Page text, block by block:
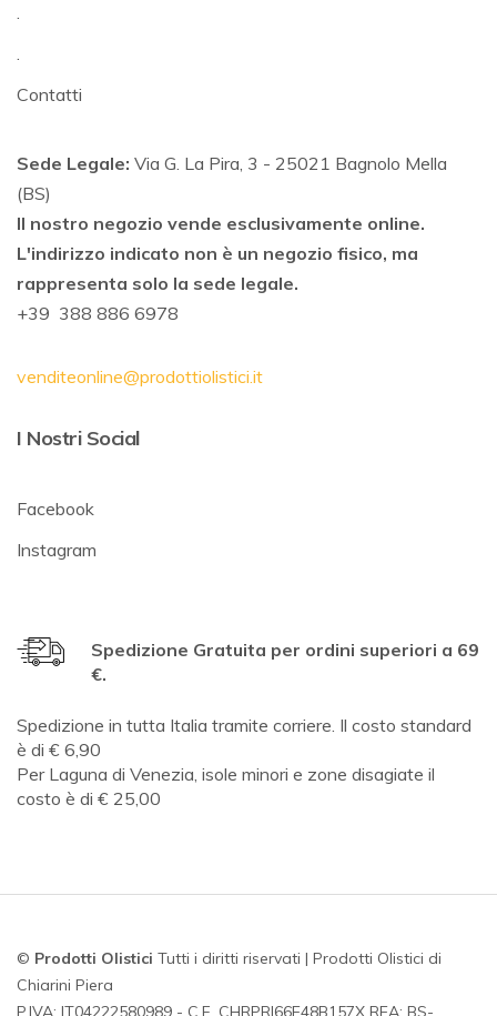
.
.
Contatti
Sede Legale: Via G. La Pira, 3 - 25021 Bagnolo Mella
(BS)
Il nostro negozio vende esclusivamente online.
L'indirizzo indicato non è un negozio fisico, ma
rappresenta solo la sede legale.
+39 388 886 6978
venditeonline@prodottiolistici.it
I Nostri Social
Facebook
Instagram
Spedizione Gratuita per ordini superiori a 69
€.
Spedizione in tutta Italia tramite corriere. Il costo standard
è di € 6,90
Per Laguna di Venezia, isole minori e zone disagiate il
costo è di € 25,00
© Prodotti Olistici Tutti i diritti riservati | Prodotti Olistici di
Chiarini Piera
P.IVA: IT04222580989 - C.F. CHRPRI66E48B157X REA: BS-